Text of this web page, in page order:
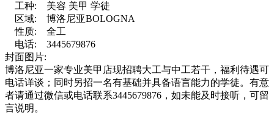
工种:
美容 美甲 学徒
区域:
博洛尼亚BOLOGNA
性质:
全工
电话:
3445679876
封面图片:
博洛尼亚一家专业美甲店现招聘大工与中工若干，福利待遇可
电话详谈；同时另招一名有基础并具备语言能力的学徒。有意
者请通过微信或电话联系3445679876，如未能及时接听，可留
言说明。